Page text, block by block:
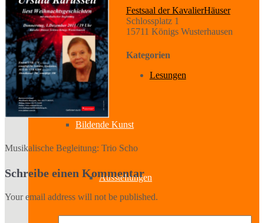
Geschichte
Sparten
Bildende Kunst
Ausstellungen
Festsaal der KavalierHäuser
Schlossplatz 1
15711 Königs Wusterhausen
Kategorien
Lesungen
Musikalische Begleitung: Trio Scho
Schreibe einen Kommentar
Your email address will not be published.